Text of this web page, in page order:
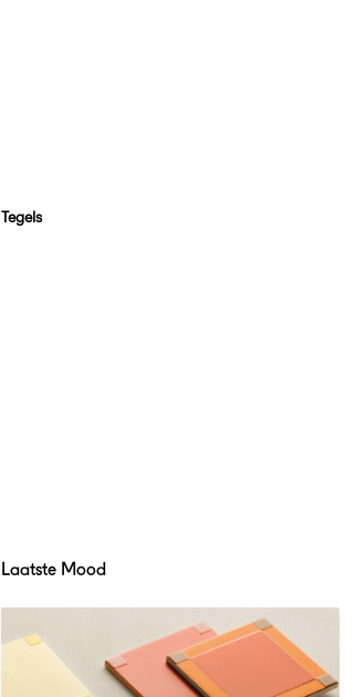
Tegels
Laatste Mood